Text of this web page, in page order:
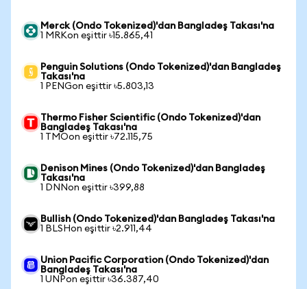
Merck (Ondo Tokenized)'dan Bangladeş Takası'na
1 MRKon eşittir ৳15.865,41
Penguin Solutions (Ondo Tokenized)'dan Bangladeş
Takası'na
1 PENGon eşittir ৳5.803,13
Thermo Fisher Scientific (Ondo Tokenized)'dan
Bangladeş Takası'na
1 TMOon eşittir ৳72.115,75
Denison Mines (Ondo Tokenized)'dan Bangladeş
Takası'na
1 DNNon eşittir ৳399,88
Bullish (Ondo Tokenized)'dan Bangladeş Takası'na
1 BLSHon eşittir ৳2.911,44
Union Pacific Corporation (Ondo Tokenized)'dan
Bangladeş Takası'na
1 UNPon eşittir ৳36.387,40